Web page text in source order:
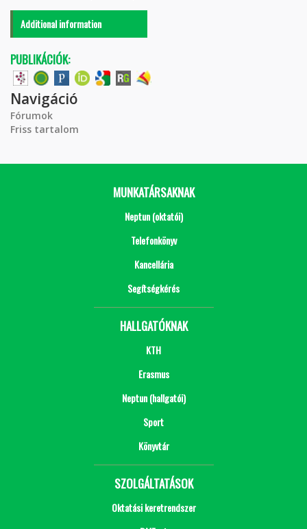
Additional information
PUBLIKÁCIÓK:
Navigáció
Fórumok
Friss tartalom
MUNKATÁRSAKNAK
Neptun (oktatói)
Telefonkönyv
Kancellária
Segítségkérés
HALLGATÓKNAK
KTH
Erasmus
Neptun (hallgatói)
Sport
Könyvtár
SZOLGÁLTATÁSOK
Oktatási keretrendszer